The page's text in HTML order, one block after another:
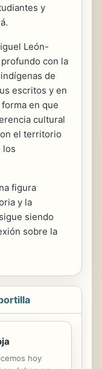
y
León-
con la
de
escritos y en
en que
cultural
el territorio
los
figura
y la
siendo
sobre la
hoy